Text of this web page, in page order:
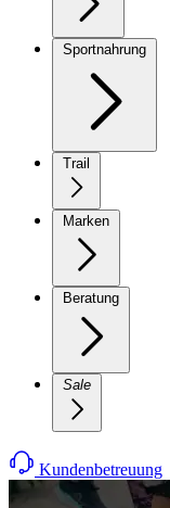
Sportnahrung
Trail
Marken
Beratung
Sale
Kundenbetreuung